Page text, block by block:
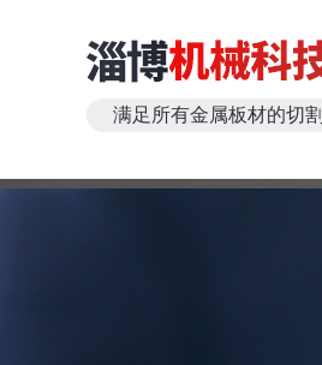
满足所有金属板材的切割